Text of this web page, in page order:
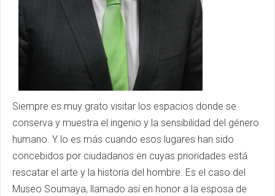
Siempre es muy grato visitar los espacios donde se
conserva y muestra el ingenio y la sensibilidad del género
humano. Y lo es más cuando esos lugares han sido
concebidos por ciudadanos en cuyas prioridades está
rescatar el arte y la historia del hombre. Es el caso del
Museo Soumaya, llamado así en honor a la esposa de